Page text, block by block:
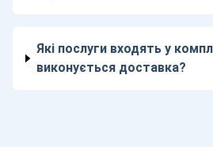
Які послуги входять у
виконується доставка?